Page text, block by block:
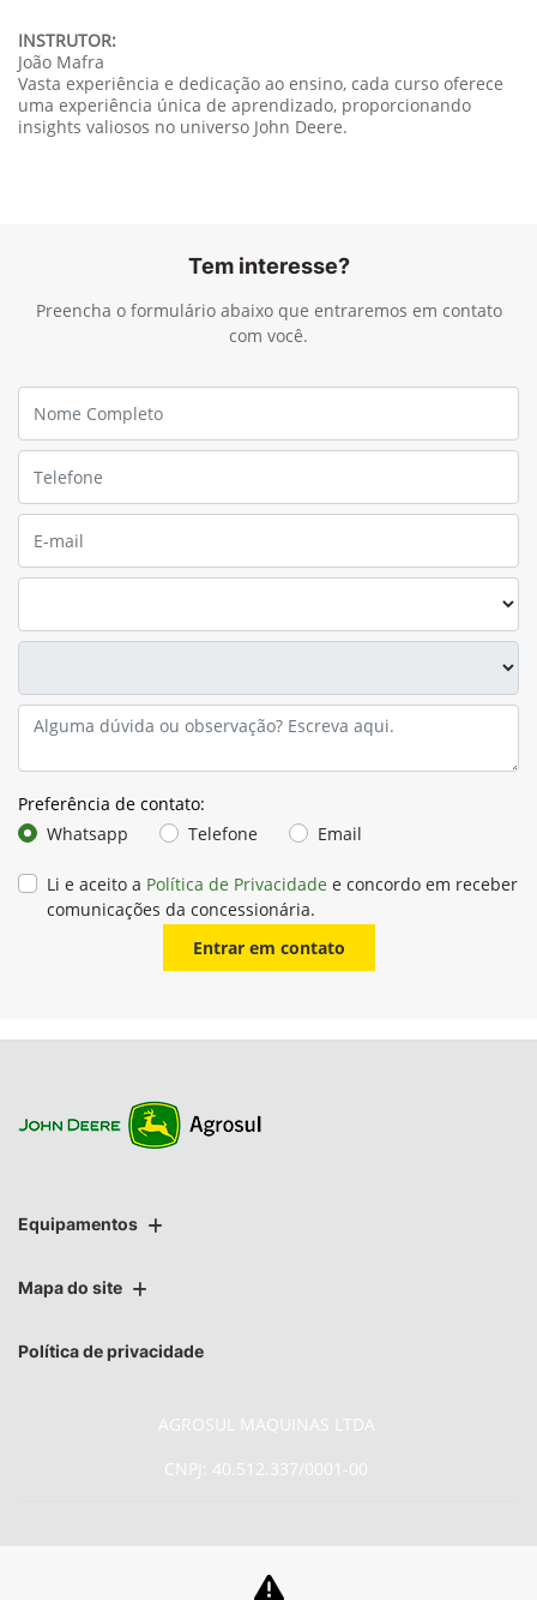
INSTRUTOR:
João Mafra
Vasta experiência e dedicação ao ensino, cada curso oferece
uma experiência única de aprendizado, proporcionando
insights valiosos no universo John Deere.
Tem interesse?
Preencha o formulário abaixo que entraremos em contato
com você.
Preferência de contato:
Whatsapp
Telefone Email
Li e aceito a Política de Privacidade e concordo em receber
comunicações da concessionária.
Entrar em contato
Equipamentos
Mapa do site
Política de privacidade
AGROSUL MAQUINAS LTDA
CNPJ: 40.512.337/0001-00